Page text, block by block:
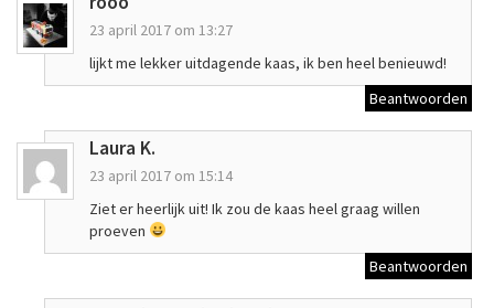
23 april 2017 om 13:27
lijkt me lekker uitdagende kaas, ik ben heel benieuwd!
Beantwoorden
Laura K.
23 april 2017 om 15:14
Ziet er heerlijk uit! Ik zou de kaas heel graag willen
proeven
Beantwoorden